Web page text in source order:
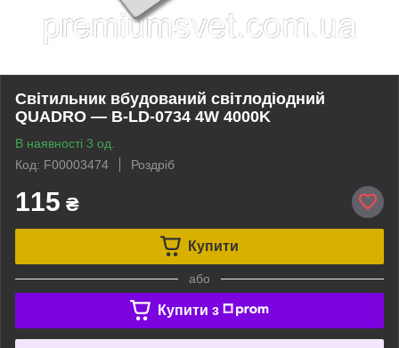
Світильник вбудований світлодіодний
QUADRO — B-LD-0734 4W 4000K
В наявності 3 од.
Код: F00003474
Роздріб
115 ₴
Купити
або
Купити з